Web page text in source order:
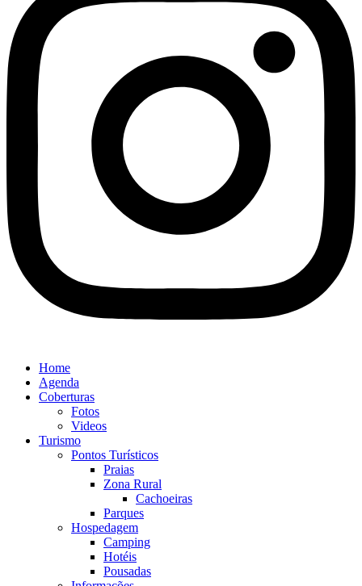
Home
Agenda
Coberturas
Fotos
Videos
Turismo
Pontos Turísticos
Praias
Zona Rural
Cachoeiras
Parques
Hospedagem
Camping
Hotéis
Pousadas